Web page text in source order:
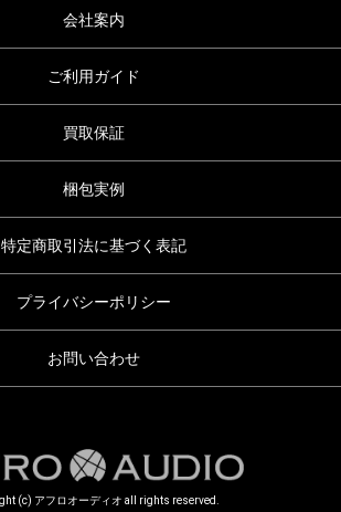
会社案内
ご利用ガイド
買取保証
梱包実例
特定商取引法に基づく表記
プライバシーポリシー
お問い合わせ
(c) アフロオーディオ all rights reserved.